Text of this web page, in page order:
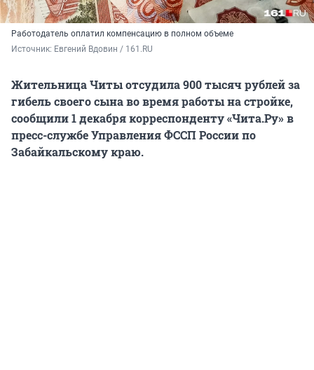
Работодатель оплатил компенсацию в полном объеме
Источник: Евгений Вдовин / 161.RU
Жительница Читы отсудила 900 тысяч рублей за
гибель своего сына во время работы на стройке,
сообщили 1 декабря корреспонденту «Чита.Ру» в
пресс-службе Управления ФССП России по
Забайкальскому краю.